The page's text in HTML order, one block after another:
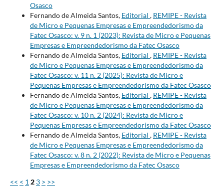
Osasco
Fernando de Almeida Santos, Editorial , REMIPE - Revista
de Micro e Pequenas Empresas e Empreendedorismo da
Fatec Osasco: v. 9 n. 1 (2023): Revista de Micro e Pequenas
Empresas e Empreendedorismo da Fatec Osasco
Fernando de Almeida Santos, Editorial , REMIPE - Revista
de Micro e Pequenas Empresas e Empreendedorismo da
Fatec Osasco: v. 11 n. 2 (2025): Revista de Micro e
Pequenas Empresas e Empreendedorismo da Fatec Osasco
Fernando de Almeida Santos, Editorial , REMIPE - Revista
de Micro e Pequenas Empresas e Empreendedorismo da
Fatec Osasco: v. 10 n. 2 (2024): Revista de Micro e
Pequenas Empresas e Empreendedorismo da Fatec Osasco
Fernando de Almeida Santos, Editorial , REMIPE - Revista
de Micro e Pequenas Empresas e Empreendedorismo da
Fatec Osasco: v. 8 n. 2 (2022): Revista de Micro e Pequenas
Empresas e Empreendedorismo da Fatec Osasco
<< < 1 2 3 > >>